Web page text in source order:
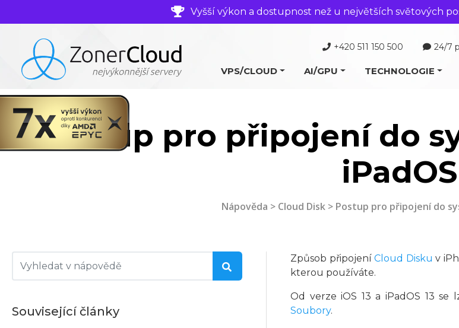
Vyšší výkon a dostupnost než u největších světových
+420 511 150 500 24/7
VPS/CLOUD AI/GPU TECHNOLOGIE
Postup pro připojení do
iPadOS
Nápověda > Cloud Disk> Postup pro připojení do
Související články
Způsob připojeníCloud Disku v
kterou používáte.
Od verze iOS 13 a iPadOS 13
Soubory.